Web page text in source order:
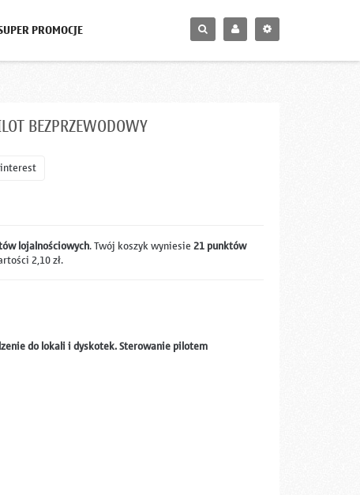
PROMOCJE
BEZPRZEWODOWY
lojalnościowych. Twój koszyk wyniesie21punktów
2,10 zł.
do lokali i dyskotek. Sterowanie pilotem